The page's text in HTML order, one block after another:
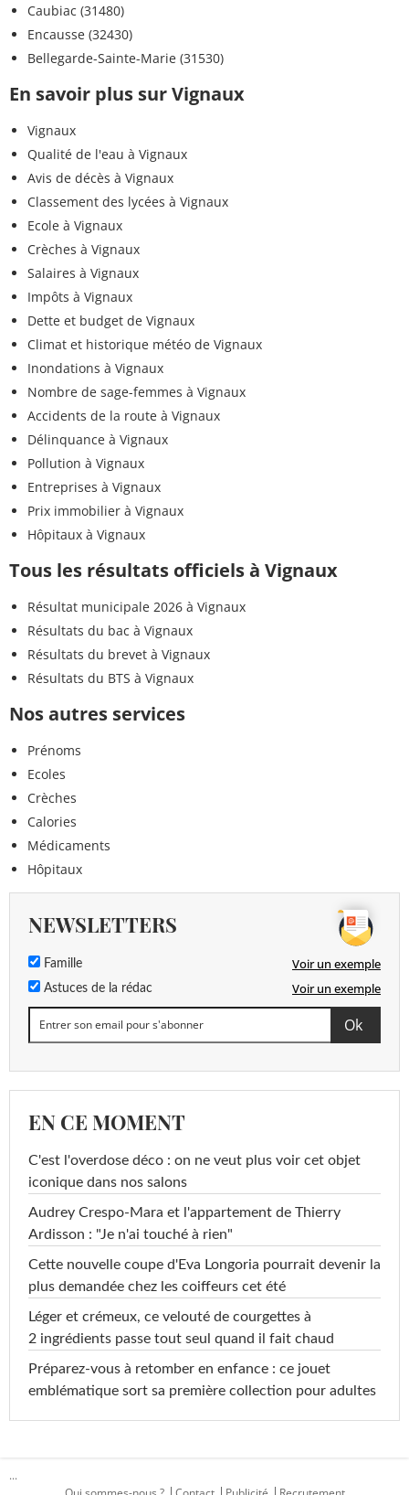
Caubiac (31480)
Encausse (32430)
Bellegarde-Sainte-Marie (31530)
En savoir plus sur Vignaux
Vignaux
Qualité de l'eau à Vignaux
Avis de décès à Vignaux
Classement des lycées à Vignaux
Ecole à Vignaux
Crèches à Vignaux
Salaires à Vignaux
Impôts à Vignaux
Dette et budget de Vignaux
Climat et historique météo de Vignaux
Inondations à Vignaux
Nombre de sage-femmes à Vignaux
Accidents de la route à Vignaux
Délinquance à Vignaux
Pollution à Vignaux
Entreprises à Vignaux
Prix immobilier à Vignaux
Hôpitaux à Vignaux
Tous les résultats officiels à Vignaux
Résultat municipale 2026 à Vignaux
Résultats du bac à Vignaux
Résultats du brevet à Vignaux
Résultats du BTS à Vignaux
Nos autres services
Prénoms
Ecoles
Crèches
Calories
Médicaments
Hôpitaux
NEWSLETTERS
Famille Voir un exemple
Astuces de la rédac Voir un exemple
EN CE MOMENT
C'est l'overdose déco : on ne veut plus voir cet objet
iconique dans nos salons
Audrey Crespo-Mara et l'appartement de Thierry
Ardisson : "Je n'ai touché à rien"
Cette nouvelle coupe d'Eva Longoria pourrait devenir la
plus demandée chez les coiffeurs cet été
Léger et crémeux, ce velouté de courgettes à
2 ingrédients passe tout seul quand il fait chaud
Préparez-vous à retomber en enfance : ce jouet
emblématique sort sa première collection pour adultes
...